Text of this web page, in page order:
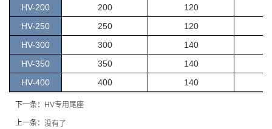
HV-200 200 120
HV-250
250 120
HV-300
300 140
HV-350
350 140
HV-400
400 140
下一条： HV专用尾座
上一条： 没有了